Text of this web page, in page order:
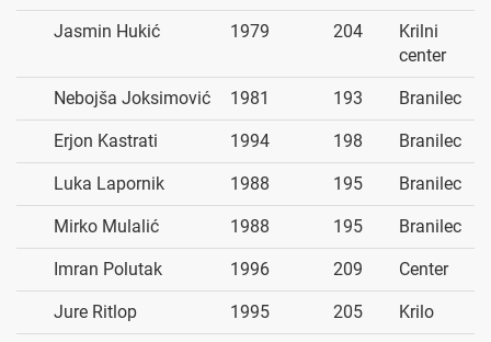
Jasmin Hukić 1979 204
Krilni
center
Nebojša Joksimović 1981 193 Branilec
Erjon Kastrati 1994 198 Branilec
Luka Lapornik 1988 195 Branilec
Mirko Mulalić 1988 195 Branilec
Imran Polutak 1996 209 Center
Jure Ritlop 1995 205 Krilo